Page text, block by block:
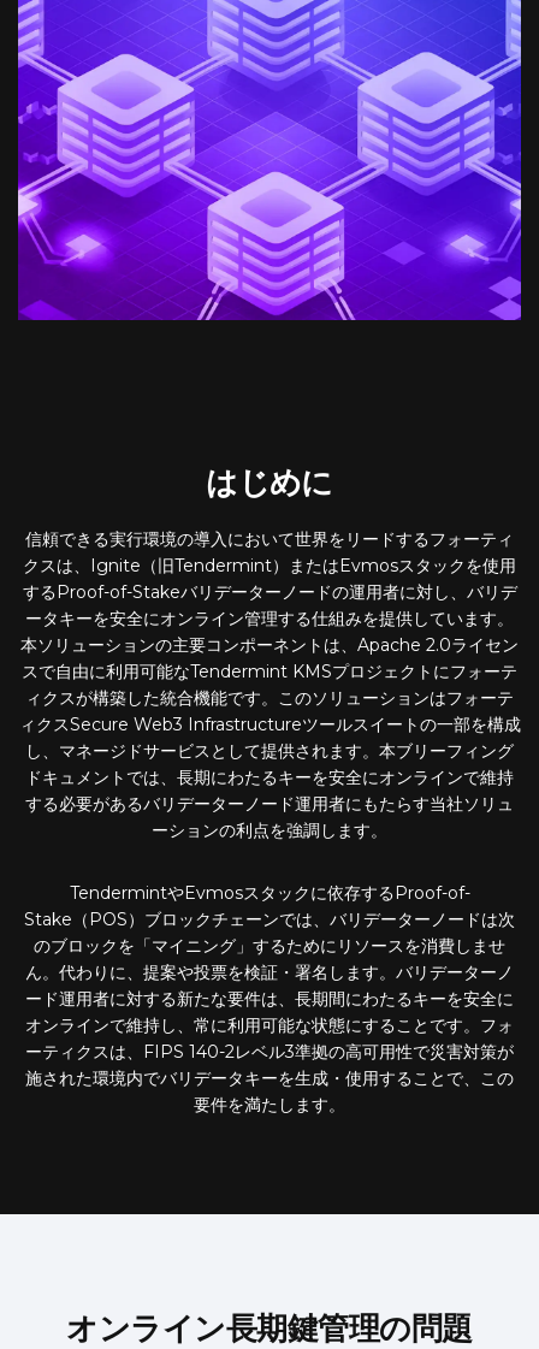
はじめに
信頼できる実行環境の導入において世界をリードするフォーティ
クスは、Ignite（旧Tendermint）またはEvmosスタックを使用
するProof-of-Stakeバリデーターノードの運用者に対し、バリデ
ータキーを安全にオンライン管理する仕組みを提供しています。
本ソリューションの主要コンポーネントは、Apache 2.0ライセン
スで自由に利用可能なTendermint KMSプロジェクトにフォーテ
ィクスが構築した統合機能です。このソリューションはフォーテ
ィクスSecure Web3 Infrastructureツールスイートの一部を構成
し、マネージドサービスとして提供されます。本ブリーフィング
ドキュメントでは、長期にわたるキーを安全にオンラインで維持
する必要があるバリデーターノード運用者にもたらす当社ソリュ
ーションの利点を強調します。
TendermintやEvmosスタックに依存するProof-of-
Stake（POS）ブロックチェーンでは、バリデーターノードは次
のブロックを「マイニング」するためにリソースを消費しませ
ん。代わりに、提案や投票を検証・署名します。バリデーターノ
ード運用者に対する新たな要件は、長期間にわたるキーを安全に
オンラインで維持し、常に利用可能な状態にすることです。フォ
ーティクスは、FIPS 140-2レベル3準拠の高可用性で災害対策が
施された環境内でバリデータキーを生成・使用することで、この
要件を満たします。
オンライン長期鍵管理の問題